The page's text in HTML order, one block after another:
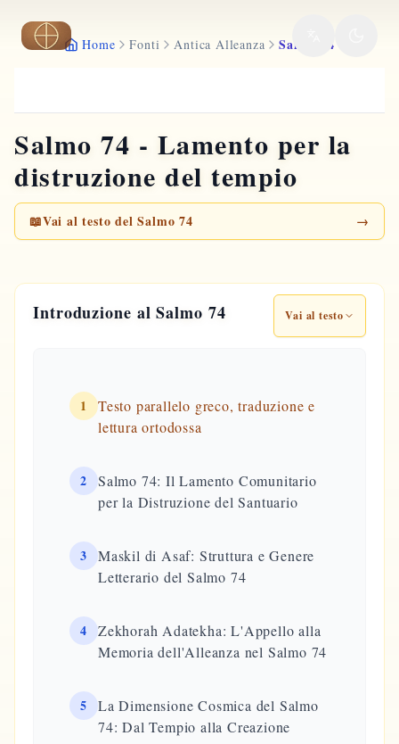
Vai al contenuto principale
Home Fonti Antica Alleanza Salmo 74
Salmo 74 - Lamento per la
distruzione del tempio
📖Vai al testo del Salmo 74 →
Introduzione al Salmo 74 Vai al testo
1
Testo parallelo greco, traduzione e
lettura ortodossa
2
Salmo 74: Il Lamento Comunitario
per la Distruzione del Santuario
3
Maskil di Asaf: Struttura e Genere
Letterario del Salmo 74
4
Zekhorah Adatekha: L'Appello alla
Memoria dell'Alleanza nel Salmo 74
5
La Dimensione Cosmica del Salmo
74: Dal Tempio alla Creazione